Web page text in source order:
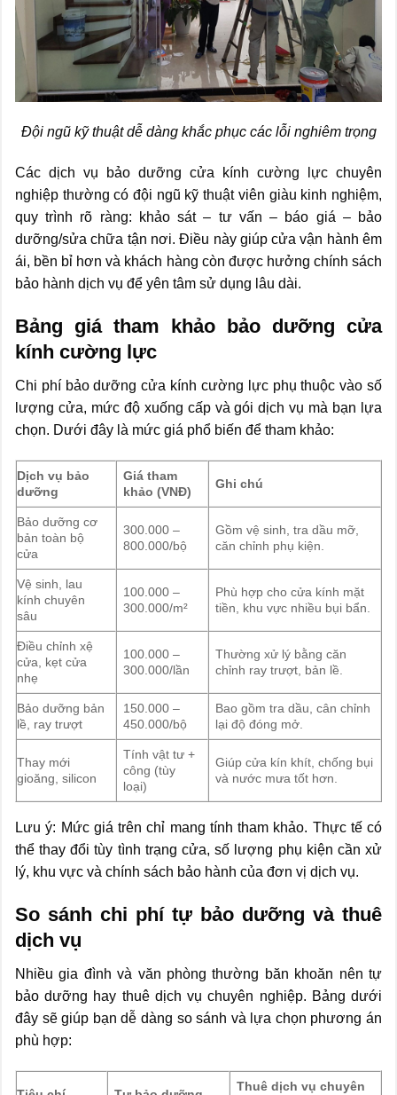
Đội ngũ kỹ thuật dễ dàng khắc phục các lỗi nghiêm trọng
Các dịch vụ bảo dưỡng cửa kính cường lực chuyên
nghiệp thường có đội ngũ kỹ thuật viên giàu kinh nghiệm,
quy trình rõ ràng: khảo sát – tư vấn – báo giá – bảo
dưỡng/sửa chữa tận nơi. Điều này giúp cửa vận hành êm
ái, bền bỉ hơn và khách hàng còn được hưởng chính sách
bảo hành dịch vụ để yên tâm sử dụng lâu dài.
Bảng giá tham khảo bảo dưỡng cửa
kính cường lực
Chi phí bảo dưỡng cửa kính cường lực phụ thuộc vào số
lượng cửa, mức độ xuống cấp và gói dịch vụ mà bạn lựa
chọn. Dưới đây là mức giá phổ biến để tham khảo:
Dịch vụ bảo
dưỡng
Giá tham
khảo (VNĐ)
Ghi chú
Bảo dưỡng cơ
bản toàn bộ
cửa
300.000 –
800.000/bộ
Gồm vệ sinh, tra dầu mỡ,
căn chỉnh phụ kiện.
Vệ sinh, lau
kính chuyên
sâu
100.000 –
300.000/m²
Phù hợp cho cửa kính mặt
tiền, khu vực nhiều bụi bẩn.
Điều chỉnh xệ
cửa, kẹt cửa
nhẹ
100.000 –
300.000/lần
Thường xử lý bằng căn
chỉnh ray trượt, bản lề.
Bảo dưỡng bản
lề, ray trượt
150.000 –
450.000/bộ
Bao gồm tra dầu, cân chỉnh
lại độ đóng mở.
Thay mới
gioăng, silicon
Tính vật tư +
công (tùy
loại)
Giúp cửa kín khít, chống bụi
và nước mưa tốt hơn.
Lưu ý: Mức giá trên chỉ mang tính tham khảo. Thực tế có
thể thay đổi tùy tình trạng cửa, số lượng phụ kiện cần xử
lý, khu vực và chính sách bảo hành của đơn vị dịch vụ.
So sánh chi phí tự bảo dưỡng và thuê
dịch vụ
Nhiều gia đình và văn phòng thường băn khoăn nên tự
bảo dưỡng hay thuê dịch vụ chuyên nghiệp. Bảng dưới
đây sẽ giúp bạn dễ dàng so sánh và lựa chọn phương án
phù hợp:
Thuê dịch vụ chuyên